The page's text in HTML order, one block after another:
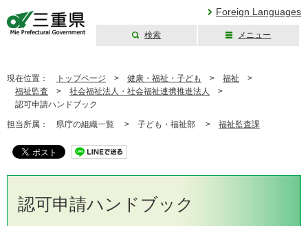
Foreign Languages
検索 メニュー
現在位置： トップページ > 健康・福祉・子ども > 福祉 >
福祉監査 > 社会福祉法人・社会福祉連携推進法人
>
認可申請ハンドブック
担当所属： 県庁の組織一覧 > 子ども・福祉部 > 福祉監査課
認可申請ハンドブック